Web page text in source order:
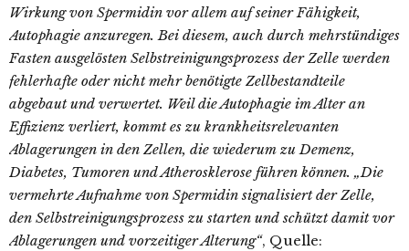
Wirkung von Spermidin vor allem auf seiner Fähigkeit,
Autophagie anzuregen. Bei diesem, auch durch mehrstündiges
Fasten ausgelösten Selbstreinigungsprozess der Zelle werden
fehlerhafte oder nicht mehr benötigte Zellbestandteile
abgebaut und verwertet. Weil die Autophagie im Alter an
Effizienz verliert, kommt es zu krankheitsrelevanten
Ablagerungen in den Zellen, die wiederum zu Demenz,
Diabetes, Tumoren und Atherosklerose führen können. „Die
vermehrte Aufnahme von Spermidin signalisiert der Zelle,
den Selbstreinigungsprozess zu starten und schützt damit vor
Ablagerungen und vorzeitiger Alterung“, Quelle: